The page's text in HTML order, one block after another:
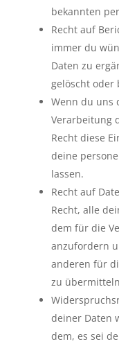
bekannten
Recht auf
immer du
Daten zu
gelöscht oder
Wenn du uns
Verarbeitung
Recht diese
deine
lassen.
Recht auf
Recht, alle
dem für die
anzufordern
anderen für
zu
deiner Daten
dem, es sei